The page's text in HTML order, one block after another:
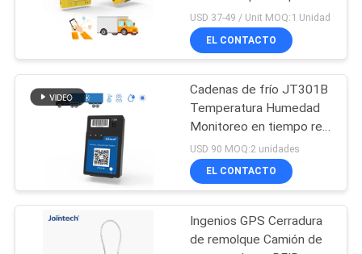
cadena fríos del
control de la
temperatura
perseguidor de GPS
del envase
prevenir robos y
seguridad de la carga
USD 37-49 / Unit MOQ:1 Unidad
EL CONTACTO
Cadenas de frío JT301B
Temperatura Humedad
Monitoreo en tiempo real
Alarma GPS Tracker
USD 90 MOQ:2 unidades
EL CONTACTO
Ingenios GPS Cerradura
de remolque Camión de